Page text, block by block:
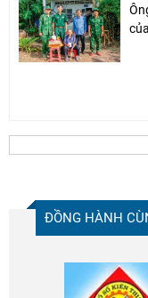
ĐỒNG HÀNH